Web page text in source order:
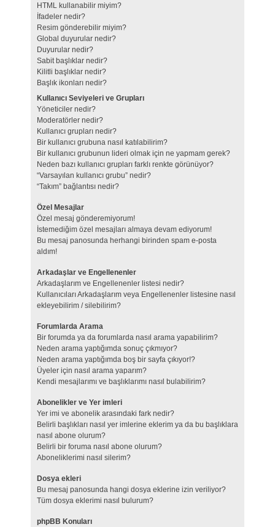
HTML kullanabilir miyim?
İfadeler nedir?
Resim gönderebilir miyim?
Global duyurular nedir?
Duyurular nedir?
Sabit başlıklar nedir?
Kilitli başlıklar nedir?
Başlık ikonları nedir?
Kullanıcı Seviyeleri ve Grupları
Yöneticiler nedir?
Moderatörler nedir?
Kullanıcı grupları nedir?
Bir kullanıcı grubuna nasıl katılabilirim?
Bir kullanıcı grubunun lideri olmak için ne yapmam gerek?
Neden bazı kullanıcı grupları farklı renkte görünüyor?
“Varsayılan kullanıcı grubu” nedir?
“Takım” bağlantısı nedir?
Özel Mesajlar
Özel mesaj gönderemiyorum!
İstemediğim özel mesajları almaya devam ediyorum!
Bu mesaj panosunda herhangi birinden spam e-posta
aldım!
Arkadaşlar ve Engellenenler
Arkadaşlarım ve Engellenenler listesi nedir?
Kullanıcıları Arkadaşlarım veya Engellenenler listesine nasıl
ekleyebilirim / silebilirim?
Forumlarda Arama
Bir forumda ya da forumlarda nasıl arama yapabilirim?
Neden arama yaptığımda sonuç çıkmıyor?
Neden arama yaptığımda boş bir sayfa çıkıyor!?
Üyeler için nasıl arama yaparım?
Kendi mesajlarımı ve başlıklarımı nasıl bulabilirim?
Abonelikler ve Yer imleri
Yer imi ve abonelik arasındaki fark nedir?
Belirli başlıkları nasıl yer imlerine eklerim ya da bu başlıklara
nasıl abone olurum?
Belirli bir foruma nasıl abone olurum?
Aboneliklerimi nasıl silerim?
Dosya ekleri
Bu mesaj panosunda hangi dosya eklerine izin veriliyor?
Tüm dosya eklerimi nasıl bulurum?
phpBB Konuları